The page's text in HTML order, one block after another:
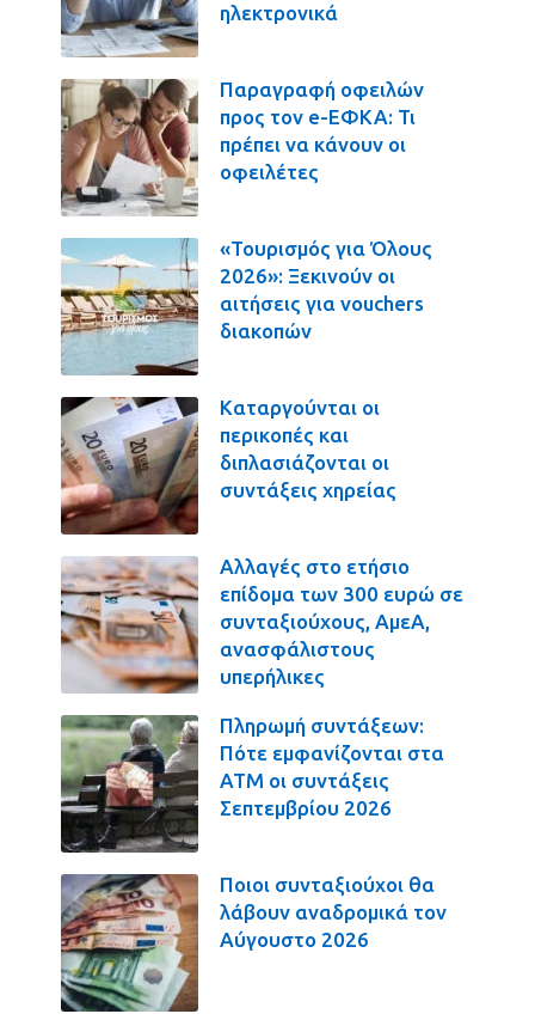
ηλεκτρονικά
Παραγραφή οφειλών
προς τον e-ΕΦΚΑ: Τι
πρέπει να κάνουν οι
οφειλέτες
«Τουρισμός για Όλους
2026»: Ξεκινούν οι
αιτήσεις για vouchers
διακοπών
Καταργούνται οι
περικοπές και
διπλασιάζονται οι
συντάξεις χηρείας
Αλλαγές στο ετήσιο
επίδομα των 300 ευρώ σε
συνταξιούχους, ΑμεΑ,
ανασφάλιστους
υπερήλικες
Πληρωμή συντάξεων:
Πότε εμφανίζονται στα
ΑΤΜ οι συντάξεις
Σεπτεμβρίου 2026
Ποιοι συνταξιούχοι θα
λάβουν αναδρομικά τον
Αύγουστο 2026